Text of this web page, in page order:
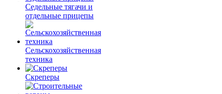
Седельные тягачи и
отдельные прицепы
Сельскохозяйственная
техника
Скреперы